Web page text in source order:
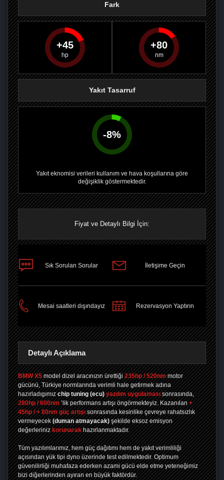
PAYLAŞPAYLAŞPLUS'TA
Fark
45 80
Yakıt Tasarruf
-8%
Yakıt eknomisi verileri kullanım ve hava koşullarına göre
değişiklik göstermektedir.
Fiyat ve Detaylı Bilgi İçin:
Sık Sorulan Sorular İletişime Geçin
Mesai saatleri dışındayız Rezervasyon Yaptırın
Detaylı Açıklama
BMW X5 model dizel aracınızın ürettiği 235hp / 520nm motor
gücünü, Türkiye normlarında verimli hale getirmek adına
hazırladıgımız chip tuning (ecu) yazılım uygulaması sonrasında,
280hp / 600nm ’lik performans artışı öngörmekteyiz. Kazanılan +
45hp / + 80nm güç artışı sonrasında kesinlike çevreye rahatsızlık
vermeyecek (duman atmayacak) şekilde eksoz emisyon
değerleriniz korunarak hazırlanmaktadır.
Tüm yazılımlarımız, hem güç dağıtımı hem de yakıt verimliliği
açısından yük tipi dyno üzerinde test edilmektedir. Optimum
güvenilirliği muhafaza ederken azami gücü elde etme yeteneğimiz
bizi diğerlerinden ayıran en büyük faktördür.